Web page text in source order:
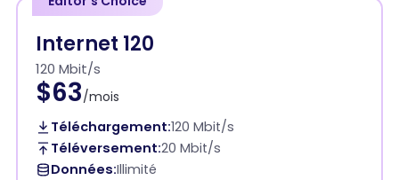
Découvrez les meilleurs
fournisseurs d'accès Internet
dans les principales villes du
Canada
Toronto, Ontario
Montreal, Quebec
Vancouver, British Columbia
Internet 120
120 Mbit/s
$63/mois
Téléchargement:120 Mbit/s
Téléversement:20 Mbit/s
Données:Illimité